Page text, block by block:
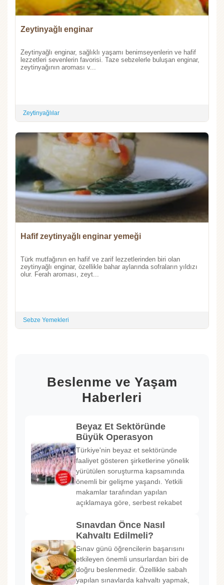
Zeytinyağlı enginar
Zeytinyağlı enginar, sağlıklı yaşamı benimseyenlerin ve hafif
lezzetleri sevenlerin favorisi. Taze sebzelerle buluşan enginar,
zeytinyağının aroması v...
Zeytinyağlılar
Hafif zeytinyağlı enginar yemeği
Türk mutfağının en hafif ve zarif lezzetlerinden biri olan
zeytinyağlı enginar, özellikle bahar aylarında sofraların yıldızı
olur. Ferah aroması, zeyt...
Sebze Yemekleri
Beslenme ve Yaşam
Haberleri
Beyaz Et Sektöründe
Büyük Operasyon
Türkiye'nin beyaz et sektöründe
faaliyet gösteren şirketlerine yönelik
yürütülen soruşturma kapsamında
önemli bir gelişme yaşandı. Yetkili
makamlar tarafından yapılan
açıklamaya göre, serbest rekabet
Sınavdan Önce Nasıl
Kahvaltı Edilmeli?
Sınav günü öğrencilerin başarısını
etkileyen önemli unsurlardan biri de
doğru beslenmedir. Özellikle sabah
yapılan sınavlarda kahvaltı yapmak,